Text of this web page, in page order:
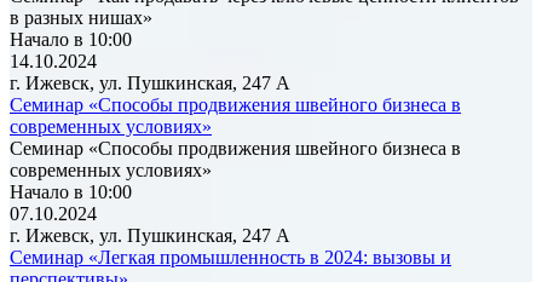
в разных нишах»
Начало в 10:00
14.10.2024
г. Ижевск, ул. Пушкинская, 247 А
Семинар «Способы продвижения швейного бизнеса в
современных условиях»
Семинар «Способы продвижения швейного бизнеса в
современных условиях»
Начало в 10:00
07.10.2024
г. Ижевск, ул. Пушкинская, 247 А
Семинар «Легкая промышленность в 2024: вызовы и